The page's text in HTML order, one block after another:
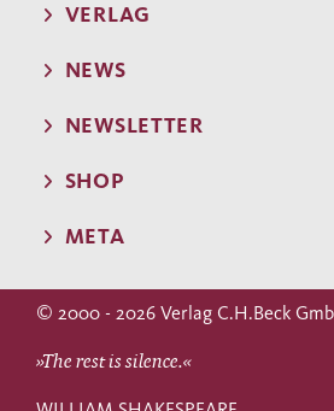
VERLAG
NEWS
NEWSLETTER
SHOP
META
© 2000 - 2026 Verlag C.H.Beck
»The rest is silence.«